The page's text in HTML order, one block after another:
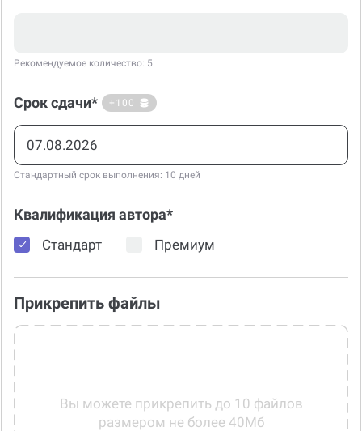
Рекомендуемое количество: 5
Срок сдачи* +100
Стандартный срок выполнения: 10 дней
Квалификация автора*
Стандарт Премиум
Прикрепить файлы
Вы можете прикрепить до 10 файлов
размером не более 40Мб